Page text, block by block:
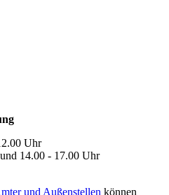
Uhr
14.00 - 17.00 Uhr
und Außenstellen können